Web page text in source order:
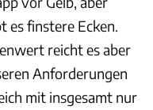
es finstere Ecken.
reicht es aber
Anforderungen
mit insgesamt nur